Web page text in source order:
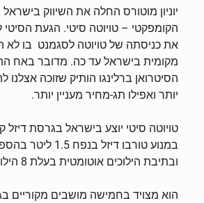
יוניון מוטורס החלה את השיווק
הקומפקטי – טויוטה סיטי. הגעת
את כניסתה של טויוטה לסגמנט בו לא
מקומית בישראל עד כה. מדובר באח
הסיטרואן ברלינגו הותיק שזוכה אצלנו
יותר ואפילו תג-מחיר מעניין יותר.
טויוטה סיטי יוצע בישראל בגרסת
ובתיבת הילוכים אוטומטית בעלת 8 הילוכים.
הוא מצויד בחמישה מושבים מקוריים